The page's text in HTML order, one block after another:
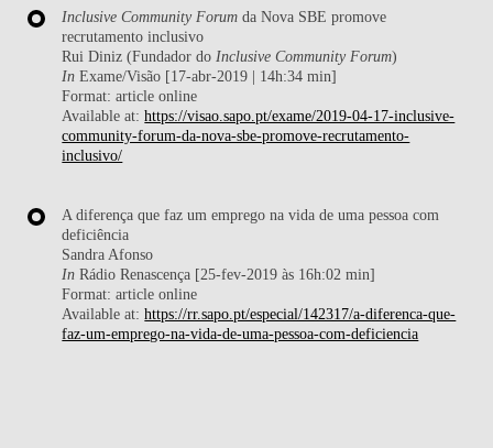
Inclusive Community Forum da Nova SBE promove
recrutamento inclusivo
Rui Diniz (Fundador do Inclusive Community Forum)
In Exame/Visão [17-abr-2019 | 14h:34 min]
Format: article online
Available at:https://visao.sapo.pt/exame/2019-04-17-inclusive-
community-forum-da-nova-sbe-promove-recrutamento-
inclusivo/
A diferença que faz um emprego na vida de uma pessoa com
deficiência
Sandra Afonso
In Rádio Renascença [25-fev-2019 às 16h:02 min]
Format: article online
Available at:https://rr.sapo.pt/especial/142317/a-diferenca-que-
faz-um-emprego-na-vida-de-uma-pessoa-com-deficiencia